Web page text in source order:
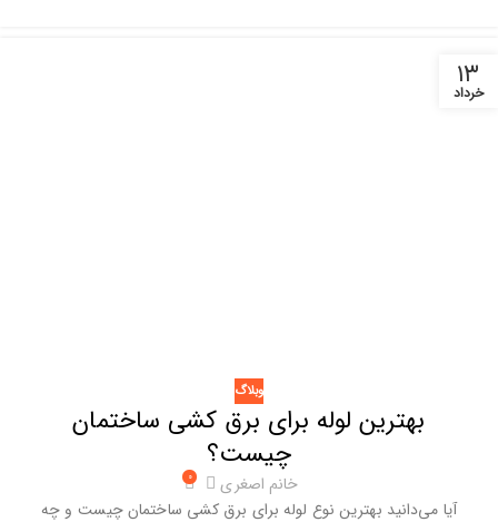
۱۳
خرداد
وبلاگ
بهترین لوله برای برق‌ کشی ساختمان
چیست؟
خانم اصغری ۰
آیا می‌دانید بهترین نوع لوله برای برق‌ کشی ساختمان چیست و چه